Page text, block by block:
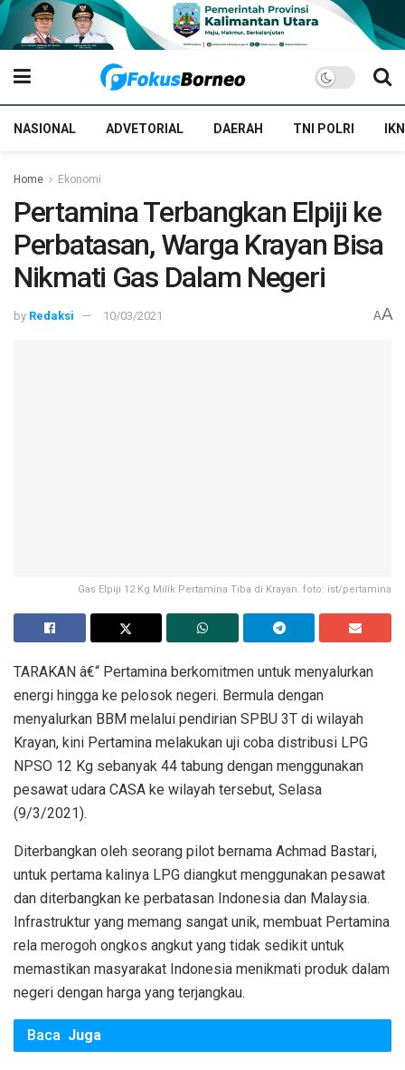
NASIONAL ADVETORIAL DAERAH TNI POLRI IKN
Home Ekonomi
Pertamina Terbangkan Elpiji ke
Perbatasan, Warga Krayan Bisa
Nikmati Gas Dalam Negeri
by Redaksi 10/03/2021 AA
Gas Elpiji 12 Kg Milik Pertamina Tiba di Krayan. foto: ist/pertamina
TARAKAN â€“ Pertamina berkomitmen untuk menyalurkan
energi hingga ke pelosok negeri. Bermula dengan
menyalurkan BBM melalui pendirian SPBU 3T di wilayah
Krayan, kini Pertamina melakukan uji coba distribusi LPG
NPSO 12 Kg sebanyak 44 tabung dengan menggunakan
pesawat udara CASA ke wilayah tersebut, Selasa
(9/3/2021).
Diterbangkan oleh seorang pilot bernama Achmad Bastari,
untuk pertama kalinya LPG diangkut menggunakan pesawat
dan diterbangkan ke perbatasan Indonesia dan Malaysia.
Infrastruktur yang memang sangat unik, membuat Pertamina
rela merogoh ongkos angkut yang tidak sedikit untuk
memastikan masyarakat Indonesia menikmati produk dalam
negeri dengan harga yang terjangkau.
Baca Juga